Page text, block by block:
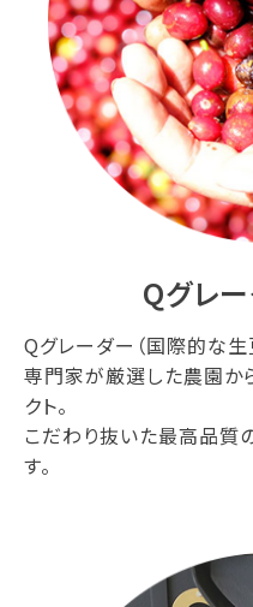
Qグレ
Qグレーダー（国際的な
専門家が厳選した農園か
クト。
こだわり抜いた最高品質
す。